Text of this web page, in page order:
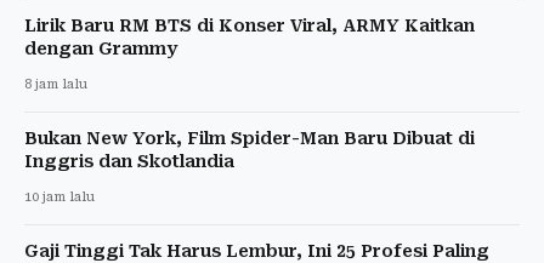
Lirik Baru RM BTS di Konser Viral, ARMY Kaitkan
dengan Grammy
8 jam lalu
Bukan New York, Film Spider-Man Baru Dibuat di
Inggris dan Skotlandia
10 jam lalu
Gaji Tinggi Tak Harus Lembur, Ini 25 Profesi Paling